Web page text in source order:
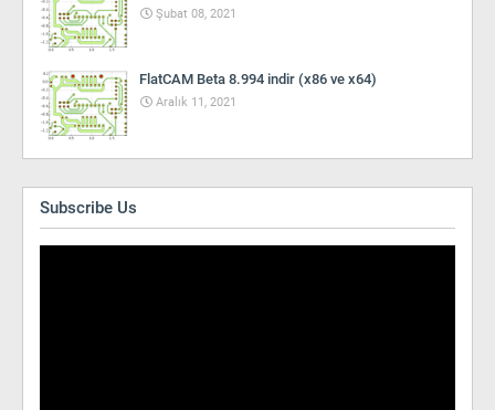
Şubat 08, 2021
FlatCAM Beta 8.994 indir (x86 ve x64)
Aralık 11, 2021
Subscribe Us